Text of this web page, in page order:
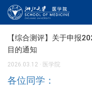
【综合测评】关于申报
目的通知
2026.03.12 · 医学院
各位同学：